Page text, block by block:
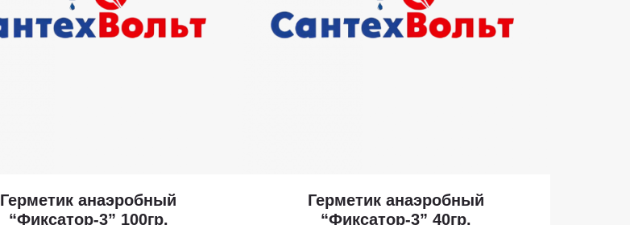
Герметик анаэробный
“Фиксатор-3” 100гр.
Герметик анаэробный
“Фиксатор-3” 40гр.